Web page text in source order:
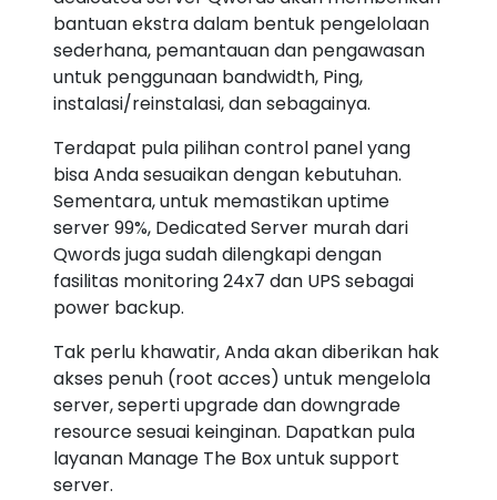
bantuan ekstra dalam bentuk pengelolaan
sederhana, pemantauan dan pengawasan
untuk penggunaan bandwidth, Ping,
instalasi/reinstalasi, dan sebagainya.
Terdapat pula pilihan control panel yang
bisa Anda sesuaikan dengan kebutuhan.
Sementara, untuk memastikan uptime
server 99%, Dedicated Server murah dari
Qwords juga sudah dilengkapi dengan
fasilitas monitoring 24x7 dan UPS sebagai
power backup.
Tak perlu khawatir, Anda akan diberikan hak
akses penuh (root acces) untuk mengelola
server, seperti upgrade dan downgrade
resource sesuai keinginan. Dapatkan pula
layanan Manage The Box untuk support
server.